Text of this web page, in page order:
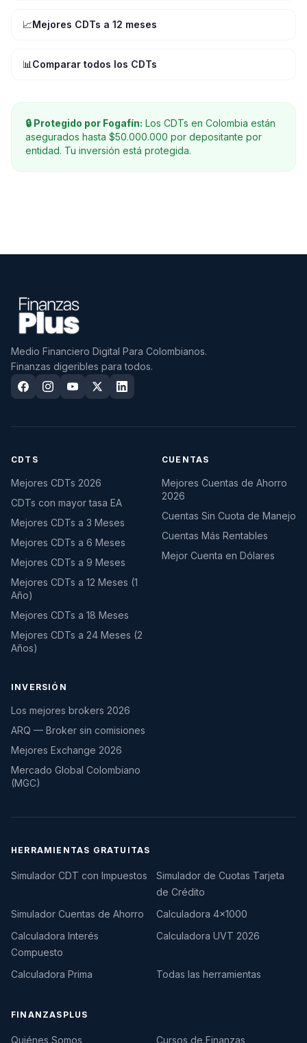
📈Mejores CDTs a 12 meses
📊 Comparar todos los CDTs
🔒 Protegido por Fogafín: Los CDTs en Colombia están
asegurados hasta $50.000.000 por depositante por
entidad. Tu inversión está protegida.
Medio Financiero Digital Para Colombianos.
Finanzas digeribles para todos.
CDTS
Mejores CDTs 2026
CDTs con mayor tasa EA
Mejores CDTs a 3 Meses
Mejores CDTs a 6 Meses
Mejores CDTs a 9 Meses
Mejores CDTs a 12 Meses (1
Año)
Mejores CDTs a 18 Meses
Mejores CDTs a 24 Meses (2
Años)
CUENTAS
Mejores Cuentas de Ahorro
2026
Cuentas Sin Cuota de Manejo
Cuentas Más Rentables
Mejor Cuenta en Dólares
INVERSIÓN
Los mejores brokers 2026
ARQ — Broker sin comisiones
Mejores Exchange 2026
Mercado Global Colombiano
(MGC)
HERRAMIENTAS GRATUITAS
Simulador CDT con Impuestos
Simulador de Cuotas Tarjeta
de Crédito
Simulador Cuentas de Ahorro
Calculadora 4×1000
Calculadora Interés
Compuesto
Calculadora UVT 2026
Calculadora Prima Todas las herramientas
FINANZASPLUS
Quiénes Somos Cursos de Finanzas